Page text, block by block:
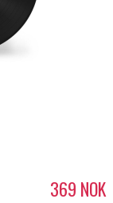
369 NOK